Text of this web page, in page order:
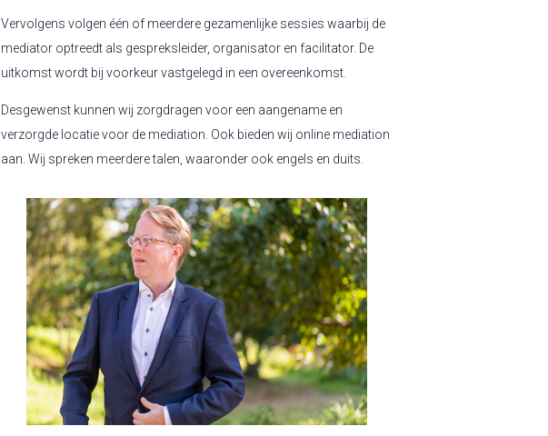
Vervolgens volgen één of meerdere gezamenlijke sessies waarbij de
mediator optreedt als gespreksleider, organisator en facilitator. De
uitkomst wordt bij voorkeur vastgelegd in een overeenkomst.
Desgewenst kunnen wij zorgdragen voor een aangename en
verzorgde locatie voor de mediation. Ook bieden wij online mediation
aan. Wij spreken meerdere talen, waaronder ook engels en duits.